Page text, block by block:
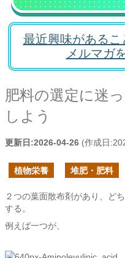
最近興味がある
メルマガ
肥料の選定に迷
しよう
更新日:2026-04-26 (作成日:
植物栄養 堆肥・肥料
２つの葉面散布剤があり、ど
する。
例えば一つが、